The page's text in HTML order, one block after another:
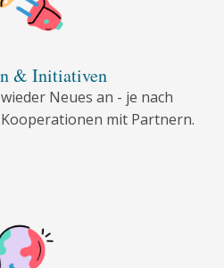
& Initiativen
Neues an - je nach
mit Partnern.